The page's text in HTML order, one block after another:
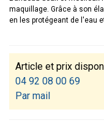
maquillage. Grâce à son
en les protégeant de l'eau
Article et prix
04 92 08 00 69
Par mail